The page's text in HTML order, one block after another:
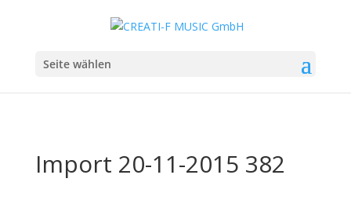
Seite wählen
Import 20-11-2015 382